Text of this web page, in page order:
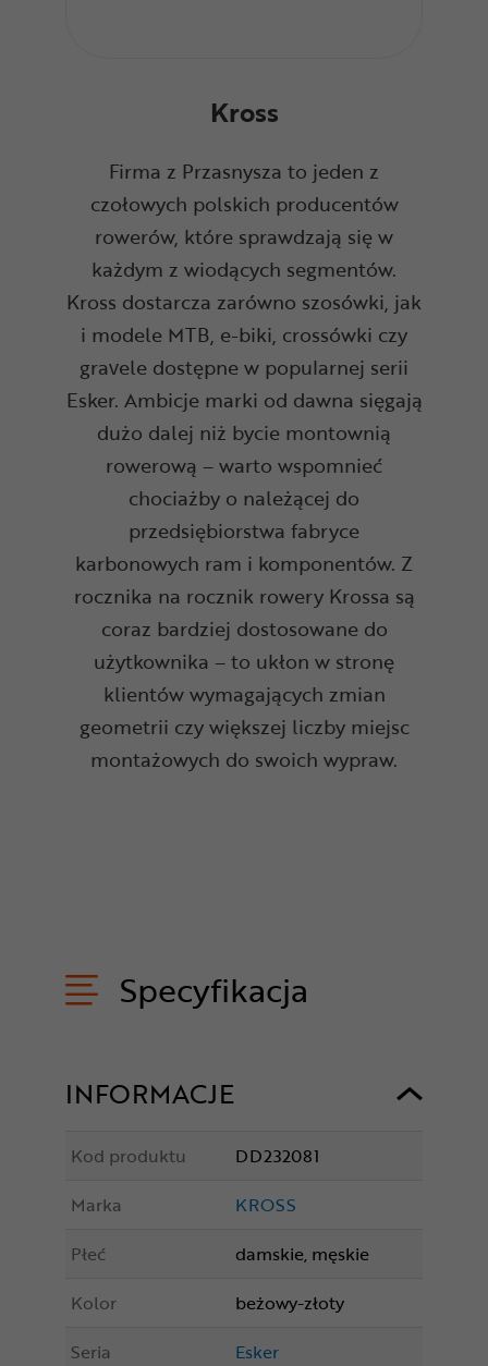
Kross
Firma z Przasnysza to jeden z
czołowych polskich producentów
rowerów, które sprawdzają się w
każdym z wiodących segmentów.
Kross dostarcza zarówno szosówki, jak
i modele MTB, e-biki, crossówki czy
gravele dostępne w popularnej serii
Esker. Ambicje marki od dawna sięgają
dużo dalej niż bycie montownią
rowerową – warto wspomnieć
chociażby o należącej do
przedsiębiorstwa fabryce
karbonowych ram i komponentów. Z
rocznika na rocznik rowery Krossa są
coraz bardziej dostosowane do
użytkownika – to ukłon w stronę
klientów wymagających zmian
geometrii czy większej liczby miejsc
montażowych do swoich wypraw.
Specyfikacja
INFORMACJE
Kod produktu
DD232081
Marka
KROSS
Płeć
damskie, męskie
Kolor
beżowy-złoty
Seria
Esker